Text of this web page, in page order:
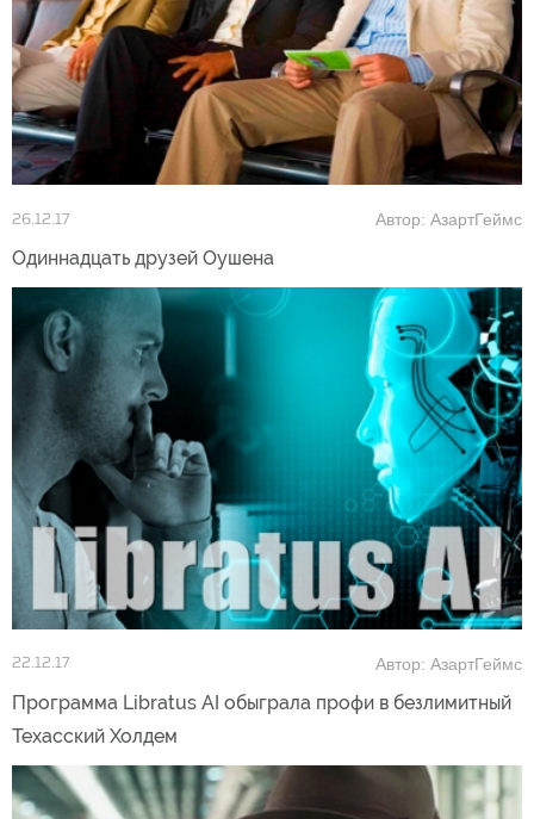
26.12.17 Автор: АзартГеймс
Одиннадцать друзей Оушена
22.12.17 Автор: АзартГеймс
Программа Libratus AI обыграла профи в безлимитный
Техасский Холдем